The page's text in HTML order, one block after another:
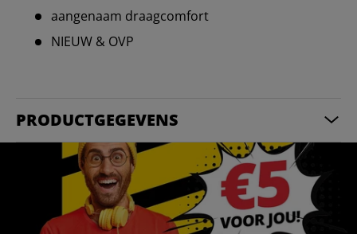
aangenaam draagcomfort
NIEUW & OVP
PRODUCTGEGEVENS